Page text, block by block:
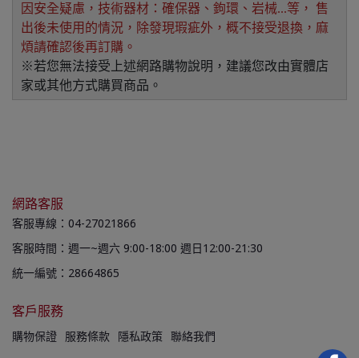
因安全疑慮，技術器材：確保器、鉤環、岩械...等， 售
出後未使用的情況，除發現瑕疵外，概不接受退換，麻
煩請確認後再訂購。
※若您無法接受上述網路購物說明，建議您改由實體店
家或其他方式購買商品。
網路客服
客服專線：04-27021866
客服時間：週一~週六 9:00-18:00 週日12:00-21:30
統一編號：28664865
客戶服務
購物保證 服務條款 隱私政策 聯絡我們